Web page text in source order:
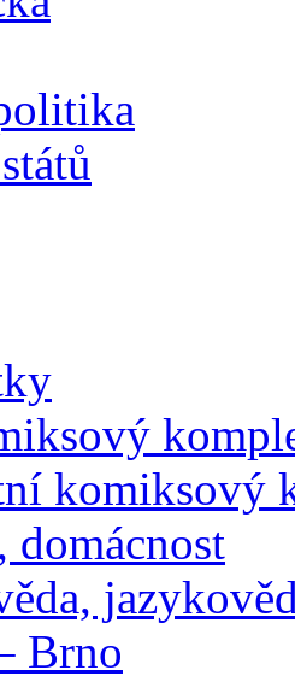
komiksový
domácnost
Brno